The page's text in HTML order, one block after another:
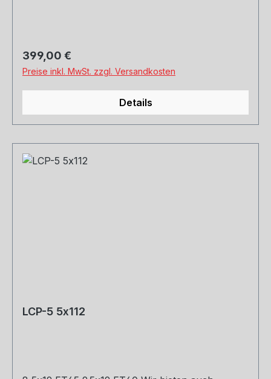
Regulärer Preis:
399,00 €
Preise inkl. MwSt. zzgl. Versandkosten
Details
LCP-5 5x112